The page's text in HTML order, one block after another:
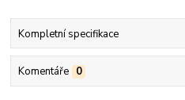
Kompletní specifikace
Komentáře 0